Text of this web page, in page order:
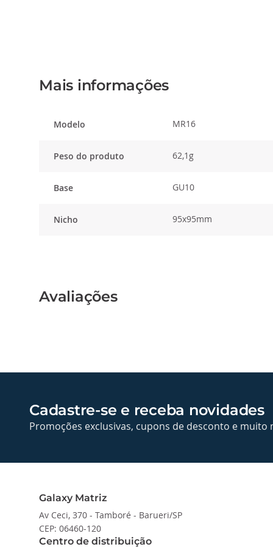
imagens
Mais informações
Modelo MR16
Peso do produto 62,1g
Base GU10
Nicho 95x95mm
Avaliações
Cadastre-se e receba novidades
Promoções exclusivas, cupons de desconto e muito
Galaxy Matriz
Av Ceci, 370 - Tamboré - Barueri/SP
CEP: 06460-120
Centro de distribuição